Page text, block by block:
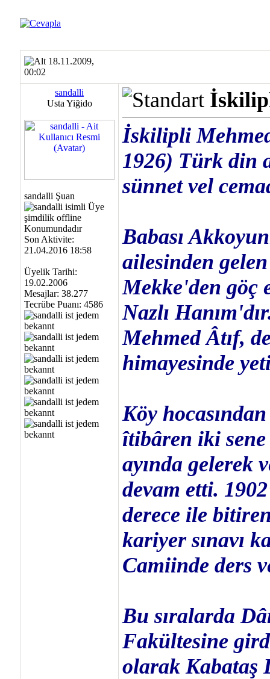
18.11.2009,
00:02
sandalli
Usta Yiğido
sandalli Şuan
Son Aktivite:
21.04.2016 18:58
Üyelik Tarihi:
19.02.2006
Mesajlar: 38.277
Tecrübe Puanı: 4586
İskilipli
1926) Türk din
sünnet vel
Babası
ailesinden
Mekke'den göç
Nazlı
Mehmed Âtıf,
himayesinde
Köy
îtibâren iki
ayında gelerek
devam etti.
derece ile
kariyer sınavı
Camiinde ders
Bu sıralarda
Fakültesine
olarak Kabataş